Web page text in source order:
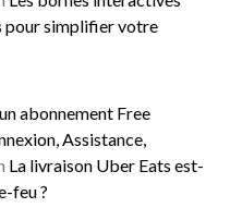
pour simplifier votre
abonnement Free
Assistance,
La livraison Uber Eats est-
feu ?